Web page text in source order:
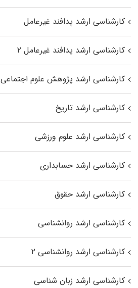
کارشناسی ارشد پدافند غیرعامل
کارشناسی ارشد پدافند غیرعامل ۲
کارشناسی ارشد پژوهش علوم اجتماعی
کارشناسی ارشد تاریخ
کارشناسی ارشد علوم ورزشی
کارشناسی ارشد حسابداری
کارشناسی ارشد حقوق
کارشناسی ارشد روانشناسی
کارشناسی ارشد روانشناسی ۲
کارشناسی ارشد زبان شناسی